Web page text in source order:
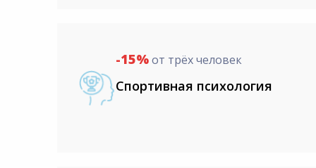
-15%от трёх человек
Спортивная психология